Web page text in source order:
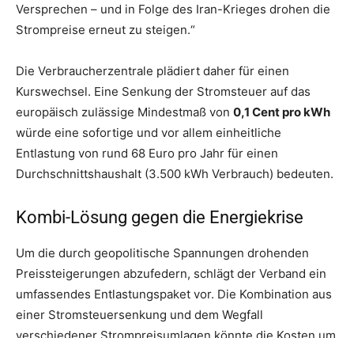
Versprechen – und in Folge des Iran-Krieges drohen die
Strompreise erneut zu steigen.“
Die Verbraucherzentrale plädiert daher für einen
Kurswechsel. Eine Senkung der Stromsteuer auf das
europäisch zulässige Mindestmaß von 0,1 Cent pro kWh
würde eine sofortige und vor allem einheitliche
Entlastung von rund 68 Euro pro Jahr für einen
Durchschnittshaushalt (3.500 kWh Verbrauch) bedeuten.
Kombi-Lösung gegen die Energiekrise
Um die durch geopolitische Spannungen drohenden
Preissteigerungen abzufedern, schlägt der Verband ein
umfassendes Entlastungspaket vor. Die Kombination aus
einer Stromsteuersenkung und dem Wegfall